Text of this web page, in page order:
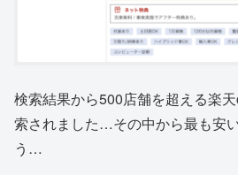
検索結果から500店舗を超える楽
索されました…その中から最も安
う…